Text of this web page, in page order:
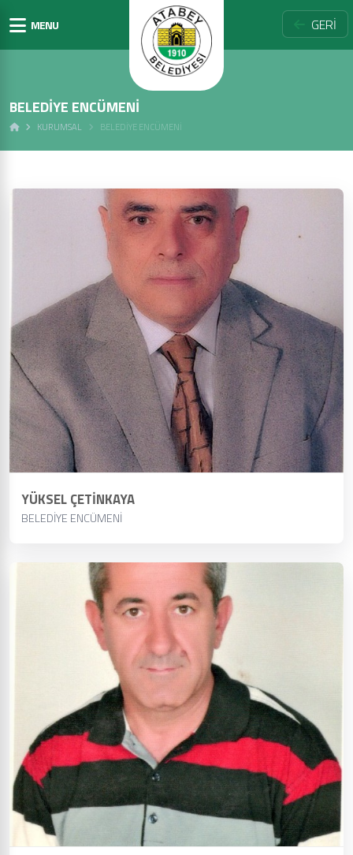
MENU
BELEDIYE ENCÜMENI
KURUMSAL BELEDIYE ENCÜMENI
GERİ
YÜKSEL ÇETİNKAYA
BELEDİYE ENCÜMENİ
YÜKSEL ÇETİNKAYA
BELEDİYE ENCÜMENİ